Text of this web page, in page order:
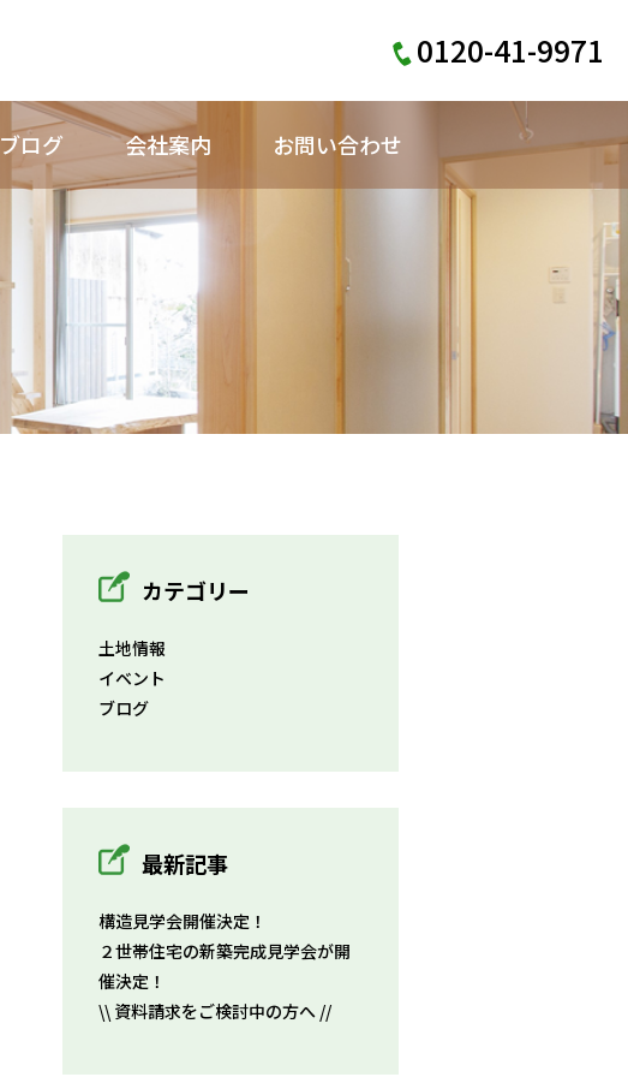
0120-41-9971
ブログ 会社案内 お問い合わせ
カテゴリー
土地情報
イベント
ブログ
最新記事
構造見学会開催決定！
２世帯住宅の新築完成見学会が開
催決定！
\\ 資料請求をご検討中の方へ //